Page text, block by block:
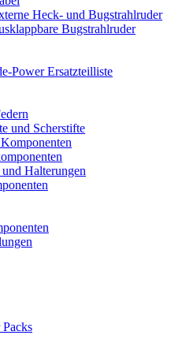
Heck- und Bugstrahlruder
Bugstrahlruder
Power Ersatzteilliste
und Scherstifte
Halterungen